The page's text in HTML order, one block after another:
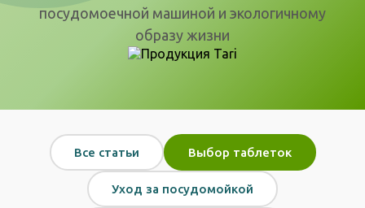
посудомоечной машиной и экологичному
образу жизни
Все статьи Выбор таблеток
Уход за посудомойкой